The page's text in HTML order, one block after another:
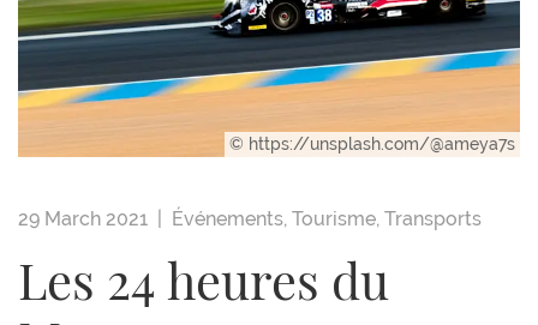
© https://unsplash.com/@ameya7s
29 March 2021 | Événements, Tourisme, Transports
Les 24 heures du